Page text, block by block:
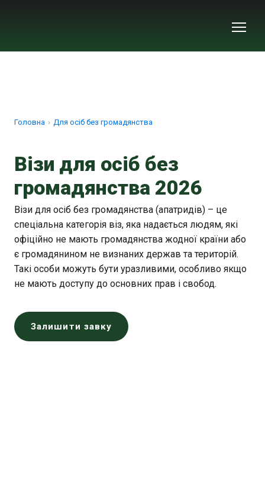
Головна Для осіб без громадянства
Візи для осіб без
громадянства 2026
Візи для осіб без громадянства (апатридів) – це
спеціальна категорія віз, яка надається людям, які
офіційно не мають громадянства жодної країни або
є громадянином не визнаних держав та територій.
Такі особи можуть бути уразливими, особливо якщо
не мають доступу до основних прав і свобод.
Залишити завку